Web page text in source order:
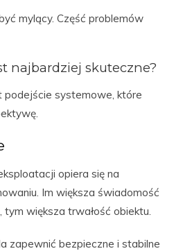
mylący. Część problemów
najbardziej skuteczne?
podejście systemowe, które
opiera się na
Im większa świadomość
większa trwałość obiektu.
zapewnić bezpieczne i stabilne